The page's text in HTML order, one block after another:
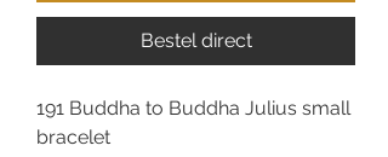
Bestel direct
191 Buddha to Buddha Julius small
bracelet